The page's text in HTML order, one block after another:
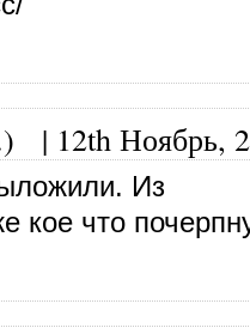
| 12th Ноябрь,
Из
кое что